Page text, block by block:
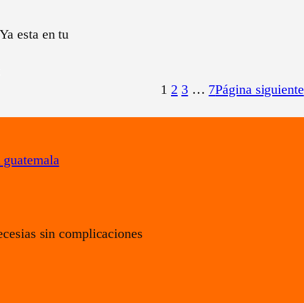
esta en tu
1 2 3 … 7Página siguiente
sin complicaciones